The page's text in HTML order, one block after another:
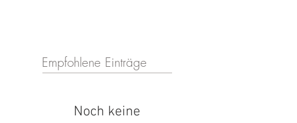
Empfohlene Einträge
Noch keine